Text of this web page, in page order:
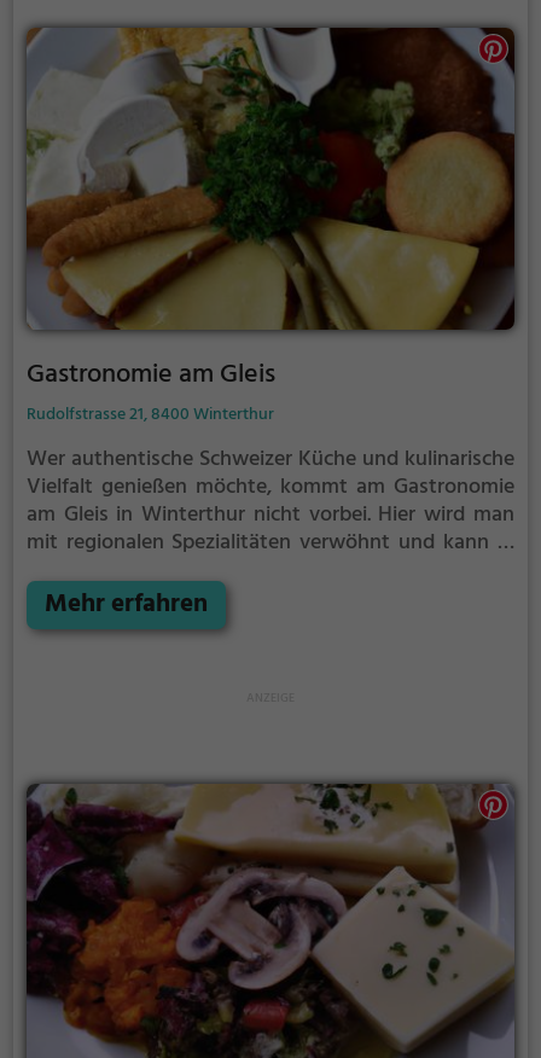
Bier. Auch für den kleinen Hunger zwischendurch ist
gesorgt, denn das National bietet auch eine breite
Auswahl an veganen und vegetarischen Gerichten
sowie leckere Kaffee- und Kuchenspezialitäten. Ob
beim gemütlichen Brunch oder einem ausgedehnten
Frühstück, hier kann man sich kulinarisch
verwöhnen lassen und in angenehmer Atmosphäre
entspannen.
Gastronomie am Gleis
Rudolfstrasse 21, 8400 Winterthur
Wer authentische Schweizer Küche und kulinarische
Vielfalt genießen möchte, kommt am Gastronomie
am Gleis in Winterthur nicht vorbei. Hier wird man
mit regionalen Spezialitäten verwöhnt und kann in
probieren. Aber auch für Liebhaber von Cocktails ist
gesorgt, denn die Bar bietet eine breite Auswahl an
Mehr erfahren